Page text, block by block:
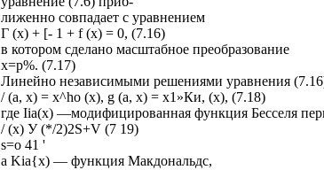
лиженно совпадает с уравнением
Г (х) + [- 1 + f (х) = 0, (7.16)
в котором сделано масштабное преобразование
х=р%. (7.17)
Линейно независимыми решениями уравнения
/ (а, х) = x^ho (х), g (а, х) = х1»Ки, (х), (7.18)
где Iia(x) —модифицированная функция Бесселя
/ (х) У (*/2)2S+V (7 19)
s=o 41 '
а Kia{x) — функция Макдональдс,